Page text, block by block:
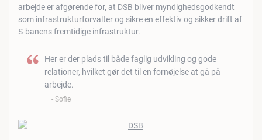
arbejde er afgørende for, at DSB bliver myndighedsgodkendt
som infrastrukturforvalter og sikre en effektiv og sikker drift af
S-banens fremtidige infrastruktur.
Her er der plads til både faglig udvikling og gode
relationer, hvilket gør det til en fornøjelse at gå på
arbejde.
- Sofie